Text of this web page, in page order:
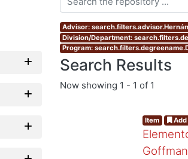
Advisor:
Division/Department:
Program:
Search Results
Now showing 1 - 1 of 1
Item